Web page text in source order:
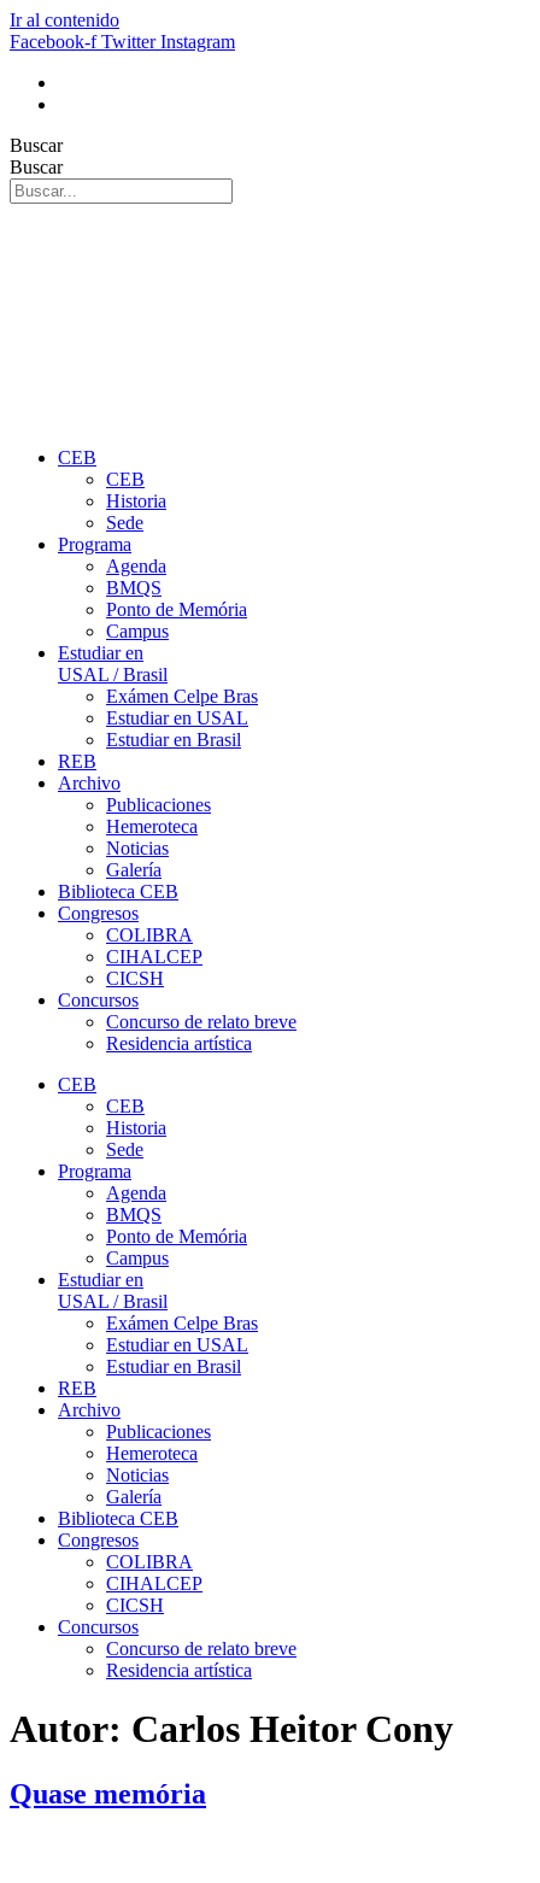
Ir al contenido
Facebook-f Twitter Instagram
Buscar
Buscar
CEB
CEB
Historia
Sede
Programa
Agenda
BMQS
Ponto de Memória
Campus
Estudiar en
USAL / Brasil
Exámen Celpe Bras
Estudiar en USAL
Estudiar en Brasil
REB
Archivo
Publicaciones
Hemeroteca
Noticias
Galería
Biblioteca CEB
Congresos
COLIBRA
CIHALCEP
CICSH
Concursos
Concurso de relato breve
Residencia artística
CEB
CEB
Historia
Sede
Programa
Agenda
BMQS
Ponto de Memória
Campus
Estudiar en
USAL / Brasil
Exámen Celpe Bras
Estudiar en USAL
Estudiar en Brasil
REB
Archivo
Publicaciones
Hemeroteca
Noticias
Galería
Biblioteca CEB
Congresos
COLIBRA
CIHALCEP
CICSH
Concursos
Concurso de relato breve
Residencia artística
Autor: Carlos Heitor Cony
Quase memória